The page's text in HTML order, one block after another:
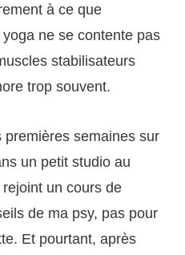
à ce que
ne se contente pas
stabilisateurs
trop souvent.
semaines sur
un petit studio au
un cours de
de ma psy, pas pour
Et pourtant, après